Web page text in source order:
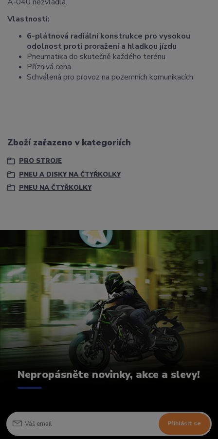
Vlastnosti:
6-plátnová radiální konstrukce pro vysokou
odolnost proti proražení a hladkou jízdu
Pneumatika do skutečně každého terénu
Příznivá cena
Schválená pro provoz na pozemních komunikacích
Zboží zařazeno v kategoriích
PRO STROJE
PNEU A DISKY NA ČTYŘKOLKY
PNEU NA ČTYŘKOLKY
Nepropásněte novinky, akce a slevy!
Přihlásit se